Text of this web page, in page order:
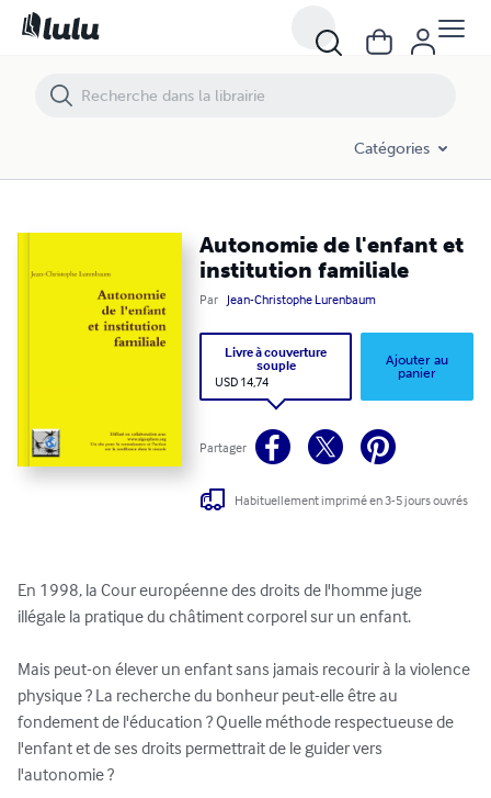
Catégories
Autonomie de l'enfant et
institution familiale
Par Jean-Christophe Lurenbaum
Livre à couverture
souple
USD 14,74
Ajouter au
panier
Partager
Habituellement imprimé en 3-5 jours ouvrés
En 1998, la Cour européenne des droits de l'homme juge
illégale la pratique du châtiment corporel sur un enfant.
Mais peut-on élever un enfant sans jamais recourir à la violence
physique ? La recherche du bonheur peut-elle être au
fondement de l'éducation ? Quelle méthode respectueuse de
l'enfant et de ses droits permettrait de le guider vers
l'autonomie ?
Autonomie de l'enfant et institution familiale